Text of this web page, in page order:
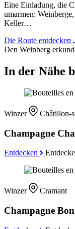
Eine Einladung, die
umarmen:
Keller…
Die Route entdecken
Den Weinberg
In der Nähe
Winzer Châtillon-
Champagne
Entdecken
Winzer Cramant
Champagne